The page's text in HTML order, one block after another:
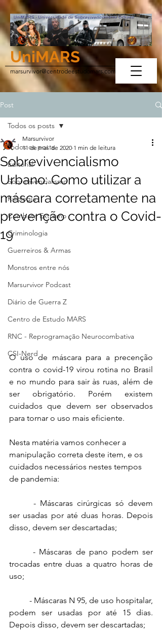
UniMARS
marsurvivor@centrodeestudomars.com
Post
Todos os posts
Editorial
Sobrevivencialismo
Killologia
Combate Extremo
Criminologia
Guerreiros & Armas
Monstros entre nós
Marsurvivor Podcast
Diário de Guerra Z
Centro de Estudo MARS
RNC - Reprogramação Neurocombativa
CSI-Nerd
Todos os posts
Sobrevivencialismo
Urbano: Como utilizar a
máscara corretamente na
prevenção contra o Covid-
19
Marsurvivor
11 de mai. de 2020 1 min de leitura
O uso de máscara para a precenção
contra o covid-19 virou rotina no Brasil
e no mundo para sair às ruas, além de
ser obrigatório. Porém existem
cuidados que devem ser observados
para tornar o uso mais eficiente.
Nesta matéria vamos conhecer a
manipulação correta deste item, e os
cuidados necessários nestes tempos
de pandemia:
ser usadas por até duas horas. Depois
disso, devem ser descartadas;
trocadas entre duas a quatro horas de
uso;
podem ser usadas por até 15 dias.
Depois disso, devem ser descartadas;